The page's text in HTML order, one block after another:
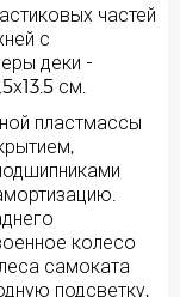
частей
с
деки -
см.
пластмассы
колесо
самоката
подсветку,